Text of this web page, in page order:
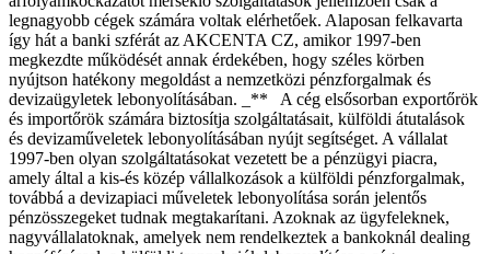
legnagyobb cégek számára voltak elérhetőek. Alaposan felkavarta
így hát a banki szférát az AKCENTA CZ, amikor 1997-ben
megkezdte működését annak érdekében, hogy széles körben
nyújtson hatékony megoldást a nemzetközi pénzforgalmak és
devizaügyletek lebonyolításában. _** A cég elsősorban exportőrök
és importőrök számára biztosítja szolgáltatásait, külföldi átutalások
és devizaműveletek lebonyolításában nyújt segítséget. A vállalat
1997-ben olyan szolgáltatásokat vezetett be a pénzügyi piacra,
amely által a kis-és közép vállalkozások a külföldi pénzforgalmak,
továbbá a devizapiaci műveletek lebonyolítása során jelentős
pénzösszegeket tudnak megtakarítani. Azoknak az ügyfeleknek,
nagyvállalatoknak, amelyek nem rendelkeztek a bankoknál dealing